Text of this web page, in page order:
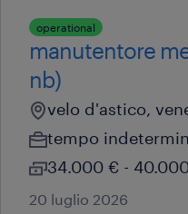
operational
manutentore
nb)
velo d'astico,
tempo
34.000 € -
20 luglio 2026